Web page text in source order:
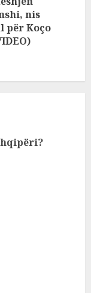
nis
për Koço